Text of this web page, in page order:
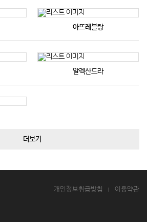
아뜨레블랑
알렉산드라
더보기
개인정보취급방침 이용약관